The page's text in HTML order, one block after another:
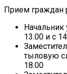
Прием
13.00 и с
тыловую
18.00